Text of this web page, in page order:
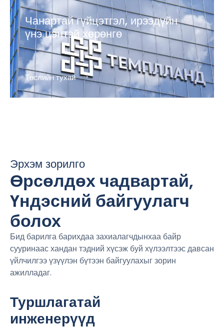
Чанартай гүйцэтгэл, ирээдүйн
үнэ цэнтэй хөрөнгө
Төслийн тухай
Эрхэм зорилго
Өрсөлдөх чадвартай,
Үндэсний байгуулагч
болох
Бид барилга барихдаа захиалагчдынхаа байр
сууринаас хандан тэдний хүсэж буй хүлээлтээс давсан
үйлчилгээ үзүүлэн бүтээн байгуулахыг зорин
ажилладаг.
Туршлагатай
инженерүүд